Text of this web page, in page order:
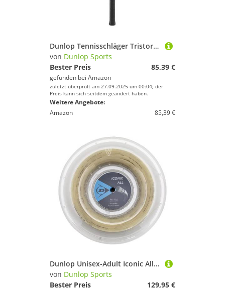
Dunlop Tennisschläger Tristorm Team 100, Griffweite 3, Red/Red/Black
von Dunlop Sports
Bester Preis
85,39 €
gefunden bei Amazon
zuletzt überprüft am 27.09.2025 um 00:04; der
Preis kann sich seitdem geändert haben.
Weitere Angebote:
Amazon
85,39 €
Dunlop Unisex-Adult Iconic All Tennis Racket String, Natural, One Size
von Dunlop Sports
Bester Preis
129,95 €